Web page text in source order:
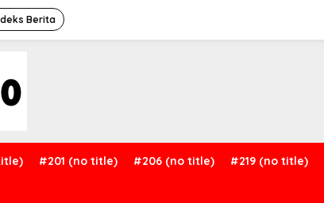
Berita
#201 (no title) #206 (no title) #219 (no title)